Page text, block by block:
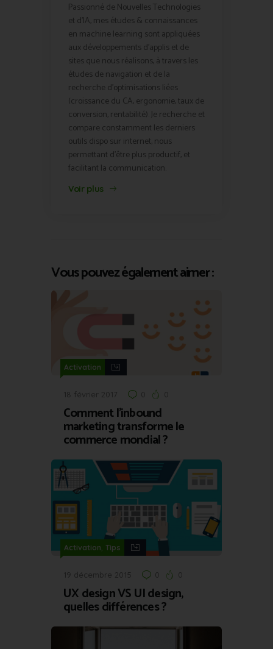
Passionné de Nouvelles Technologies
et d'IA, mes études & connaissances
en machine learning sont appliquées
aux développements d'applis et de
sites que nous réalisons, à travers les
études de navigation et de la
recherche d'optimisations liées
(croissance du CA, ergonomie, taux de
conversion, rentabilité). Je recherche et
compare constamment les derniers
outils dispo sur internet, nous
permettant d'être plus productif, et
facilitant la communication.
Voir plus
Vous pouvez également aimer :
Activation
18 février 2017 0 0
Comment l’inbound
marketing transforme le
commerce mondial ?
Activation, Tips
19 décembre 2015 0 0
UX design VS UI design,
quelles différences ?